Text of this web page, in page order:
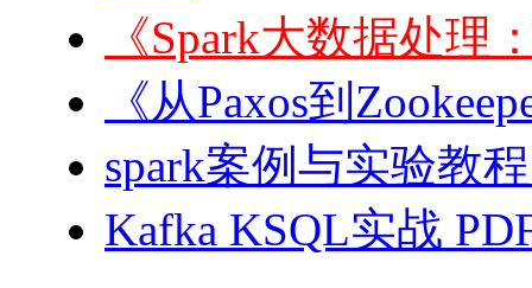
《Spark大数据处理
《从Paxos到
spark案例与实验教
Kafka KSQL实战